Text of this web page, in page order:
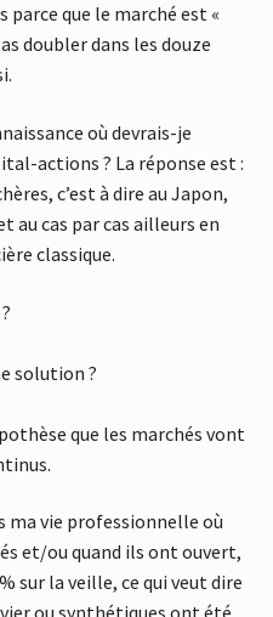
parce que le marché est «
doubler dans les douze
où devrais-je
actions ? La réponse est :
c’est à dire au Japon,
au cas par cas ailleurs en
classique.
solution ?
que les marchés vont
ma vie professionnelle où
et/ou quand ils ont ouvert,
sur la veille, ce qui veut dire